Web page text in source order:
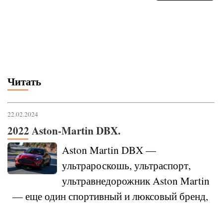
Читать
22.02.2024
2022 Aston-Martin DBX.
Aston Martin DBX —
ультрароскошь, ультраспорт,
ультравнедорожник Aston Martin
— еще один спортивный и люксовый бренд,